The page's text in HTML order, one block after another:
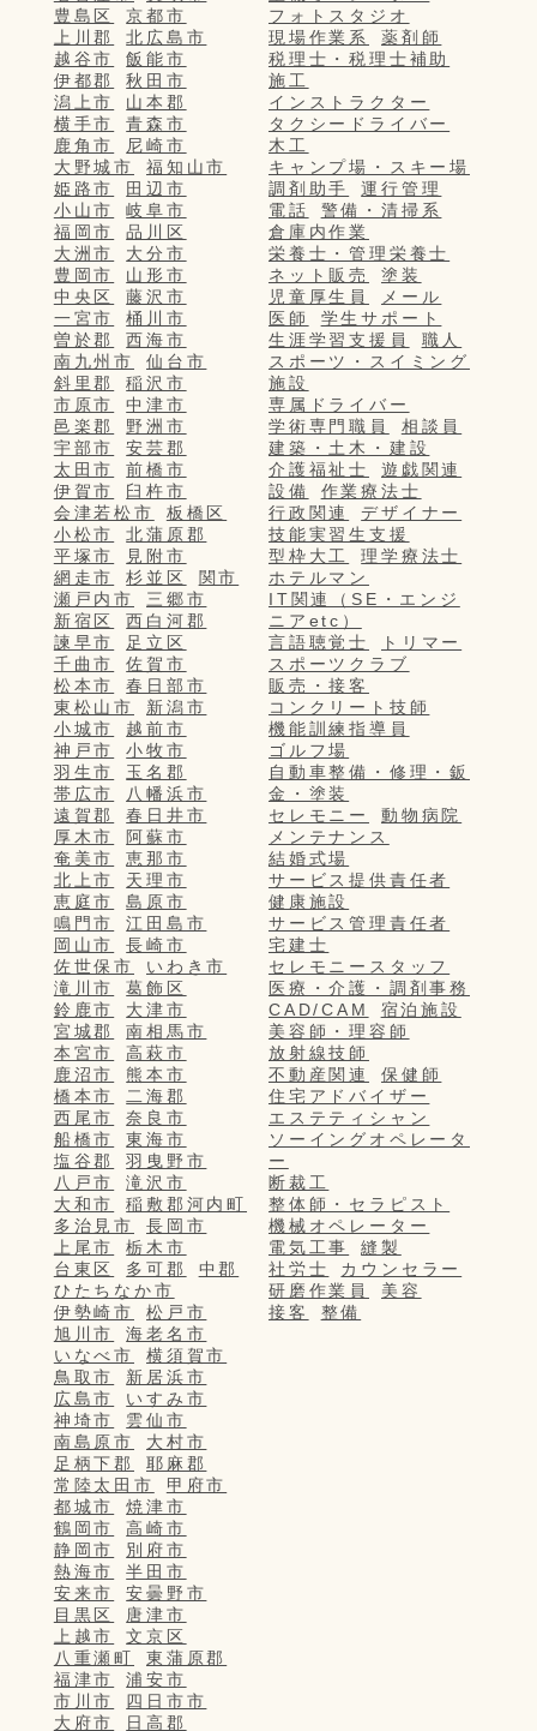
豊島区
京都市
上川郡
北広島市
越谷市
飯能市
伊都郡
秋田市
潟上市
山本郡
横手市
青森市
鹿角市
尼崎市
大野城市
福知山市
姫路市
田辺市
小山市
岐阜市
福岡市
品川区
大洲市
大分市
豊岡市
山形市
中央区
藤沢市
一宮市
桶川市
曽於郡
西海市
南九州市
仙台市
斜里郡
稲沢市
市原市
中津市
邑楽郡
野洲市
宇部市
安芸郡
太田市
前橋市
伊賀市
臼杵市
会津若松市
板橋区
小松市
北蒲原郡
平塚市
見附市
網走市
杉並区
関市
瀬戸内市
三郷市
新宿区
西白河郡
諫早市
足立区
千曲市
佐賀市
松本市
春日部市
東松山市
新潟市
小城市
越前市
神戸市
小牧市
羽生市
玉名郡
帯広市
八幡浜市
遠賀郡
春日井市
厚木市
阿蘇市
奄美市
恵那市
北上市
天理市
恵庭市
島原市
鳴門市
江田島市
岡山市
長崎市
佐世保市
いわき市
滝川市
葛飾区
鈴鹿市
大津市
宮城郡
南相馬市
本宮市
高萩市
鹿沼市
熊本市
橋本市
二海郡
西尾市
奈良市
船橋市
東海市
塩谷郡
羽曳野市
八戸市
滝沢市
大和市
稲敷郡河内町
多治見市
長岡市
上尾市
栃木市
台東区
多可郡
中郡
ひたちなか市
伊勢崎市
松戸市
旭川市
海老名市
いなべ市
横須賀市
鳥取市
新居浜市
広島市
いすみ市
神埼市
雲仙市
南島原市
大村市
足柄下郡
耶麻郡
常陸太田市
甲府市
都城市
焼津市
鶴岡市
高崎市
静岡市
別府市
熱海市
半田市
安来市
安曇野市
目黒区
唐津市
上越市
文京区
八重瀬町
東蒲原郡
福津市
浦安市
市川市
四日市市
大府市
日高郡
フォトスタジオ
現場作業系
薬剤師
税理士・税理士補助
施工
インストラクター
タクシードライバー
木工
キャンプ場・スキー場
調剤助手
運行管理
電話
警備・清掃系
倉庫内作業
栄養士・管理栄養士
ネット販売
塗装
児童厚生員
メール
医師
学生サポート
生涯学習支援員
職人
スポーツ・スイミング
施設
専属ドライバー
学術専門職員
相談員
建築・土木・建設
介護福祉士
遊戯関連
設備
作業療法士
行政関連
デザイナー
技能実習生支援
型枠大工
理学療法士
ホテルマン
IT関連（SE・エンジ
ニアetc）
言語聴覚士
トリマー
スポーツクラブ
販売・接客
コンクリート技師
機能訓練指導員
ゴルフ場
自動車整備・修理・鈑
金・塗装
セレモニー
動物病院
メンテナンス
結婚式場
サービス提供責任者
健康施設
サービス管理責任者
宅建士
セレモニースタッフ
医療・介護・調剤事務
CAD/CAM
宿泊施設
美容師・理容師
放射線技師
不動産関連
保健師
住宅アドバイザー
エステティシャン
ソーイングオペレータ
ー
断裁工
整体師・セラピスト
機械オペレーター
電気工事
縫製
社労士
カウンセラー
研磨作業員
美容
接客
整備